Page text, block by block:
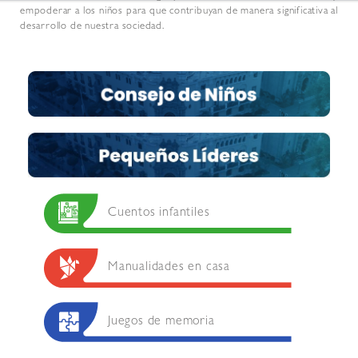
empoderar a los niños para que contribuyan de manera significativa al
desarrollo de nuestra sociedad.
Cuentos infantiles
Manualidades en casa
Juegos de memoria